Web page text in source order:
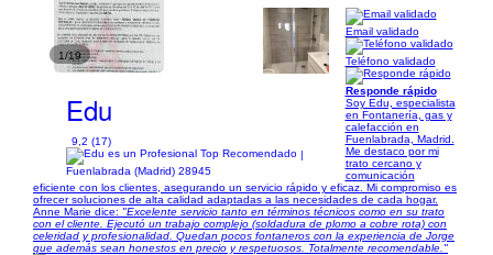
1/19
Edu
9,2 (17)
|
Fuenlabrada (Madrid) 28945
Email validado
Teléfono validado
Responde rápido
Soy Edu, especialista
en Fontanería, gas y
calefacción en
Fuenlabrada, Madrid.
Me destaco por mi
trato cercano y
comunicación
eficiente con los clientes, asegurando un servicio rápido y eficaz. Mi compromiso es
ofrecer soluciones de alta calidad adaptadas a las necesidades de cada hogar.
Anne Marie dice: "Excelente servicio tanto en términos técnicos como en su trato
con el cliente. Ejecutó un trabajo complejo (soldadura de plomo a cobre rota) con
celeridad y profesionalidad. Quedan pocos fontaneros con la experiencia de Jorge
que además sean honestos en precio y respetuosos. Totalmente recomendable."